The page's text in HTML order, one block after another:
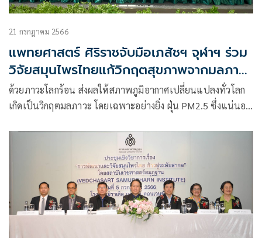
21 กรกฎาคม 2566
แพทยศาสตร์ ศิริราชจับมือเภสัชฯ จุฬาฯ ร่วม
วิจัยสมุนไพรไทยแก้วิกฤตสุขภาพจากมลภาวะ
& ฝุ่น PM2.5
ด้วยภาวะโลกร้อน ส่งผลให้สภาพภูมิอากาศเปลี่ยนแปลงทั่วโลก
เกิดเป็นวิกฤตมลภาวะ โดยเฉพาะอย่างยิ่ง ฝุ่น PM2.5 ซึ่งแน่นอน